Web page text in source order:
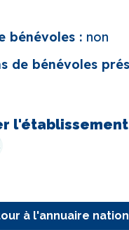
bénévoles : non
de bénévoles
l'établissement
à l'annuaire